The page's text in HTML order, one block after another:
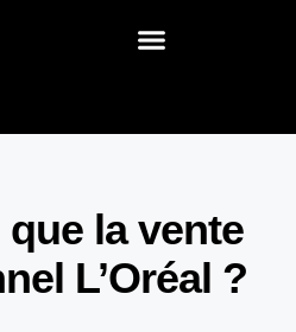
que la vente
L’Oréal ?